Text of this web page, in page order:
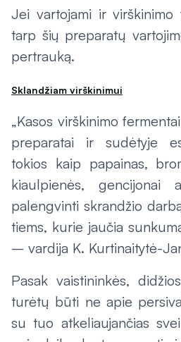
Jei vartojami ir virškinimo
tarp šių preparatų
pertrauką.
Sklandžiam virškinimui
„Kasos virškinimo
preparatai ir sudėtyje
tokios kaip papainas,
kiaulpienės, gencijonai
palengvinti skrandžio
tiems, kurie jaučia
– vardija K. Kurtinaitytė-
Pasak vaistininkės,
turėtų būti ne apie
su tuo atkeliaujančias